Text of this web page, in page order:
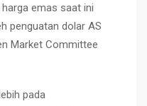
emas saat ini
penguatan dolar AS
Market Committee
pada